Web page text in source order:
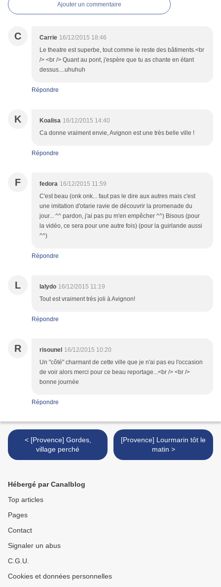
Ajouter un commentaire
C Carrie 16/12/2015 18:46
Le theatre est superbe, tout comme le reste des bâtiments.<br
/> <br /> Quant au pont, j'espère que tu as chante en étant
dessus....uhuhuh
Répondre
K Koalisa 16/12/2015 14:40
Ca donne vraiment envie, Avignon est une très belle ville !
Répondre
F fedora 16/12/2015 11:59
C'est beau (onk onk... faut pas le dire aux autres mais c'est
une imitation d'otarie ravie de découvrir la promenade du
jour... ^^ pardon, j'ai pas pu m'en empêcher ^^) Bisous (pour
la vidéo, ce sera pour une autre fois) (pour la guirlande aussi
^^)
Répondre
L lalydo 16/12/2015 11:19
Tout est vraiment très joli à Avignon!
Répondre
R risounel 16/12/2015 10:20
Un "côté" charmant de cette ville que je n'ai pas eu l'occasion
de voir alors merci pour ce beau reportage...<br /> <br />
bonne journée
Répondre
< [Provence] Gordes,
village perché
[Provence] Lourmarin tôt le
matin >
Hébergé par Canalblog
Top articles
Pages
Contact
Signaler un abus
C.G.U.
Cookies et données personnelles